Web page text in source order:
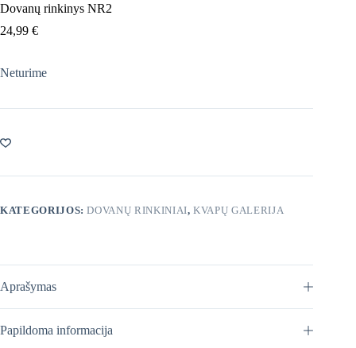
Dovanų rinkinys NR2
24,99 €
Neturime
KATEGORIJOS:DOVANŲ RINKINIAI,KVAPŲ GALERIJA
Aprašymas
Papildoma informacija